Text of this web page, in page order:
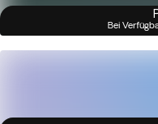
Bei